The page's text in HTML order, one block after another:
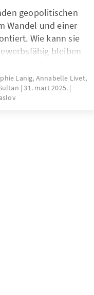
geopolitischen
Wandel und einer
Wie kann sie
bleiben
möglichen
gibt
Stärkung der
Lanig, Annabelle Livet,
31. mart 2025.